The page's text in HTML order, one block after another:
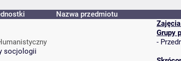
Nazwa przedmiotu
socjologii
Grupy
-